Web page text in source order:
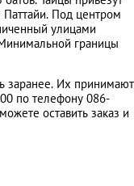
Под центром
улицами
границы
заранее. Их принимают
по телефону 086-
оставить заказ и